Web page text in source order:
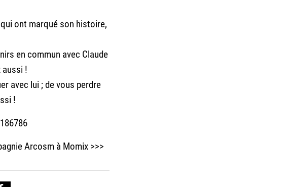
ont marqué son histoire,
en commun avec Claude
aussi !
avec lui ; de vous perdre
!
Arcosm à Momix >>>